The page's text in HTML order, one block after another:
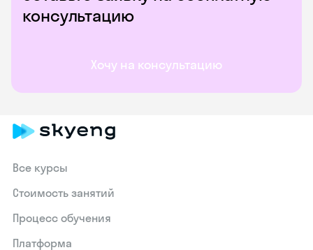
консультацию
Хочу на консультацию
Все курсы
Стоимость занятий
Процесс обучения
Платформа